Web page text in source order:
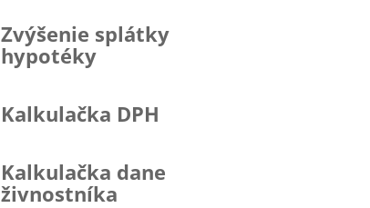
Zvýšenie splátky
hypotéky
Kalkulačka DPH
Kalkulačka dane
živnostníka